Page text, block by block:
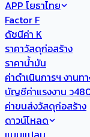
APP โยธาไทย
Factor F
ดัชนีค่า K
ราคาวัสดุก่อสร้าง
ราคาน้ำมัน
ค่าดำเนินการฯ งานท
บัญชีค่าแรงงาน ว
ค่าขนส่งวัสดุก่อสร้าง
ดาวน์โหลด